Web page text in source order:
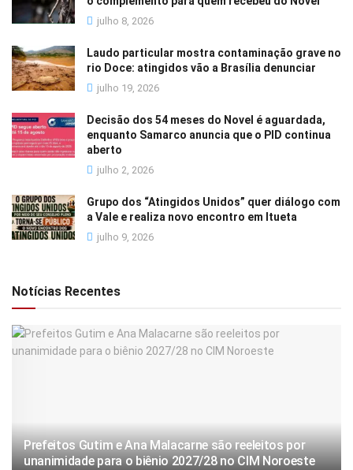
julho 8, 2026
Laudo particular mostra contaminação grave no
rio Doce: atingidos vão a Brasília denunciar
julho 19, 2026
Decisão dos 54 meses do Novel é aguardada,
enquanto Samarco anuncia que o PID continua
aberto
julho 2, 2026
Grupo dos “Atingidos Unidos” quer diálogo com
a Vale e realiza novo encontro em Itueta
julho 9, 2026
Notícias Recentes
Prefeitos Gutim e Ana Malacarne são reeleitos por
unanimidade para o biênio 2027/28 no CIM Noroeste